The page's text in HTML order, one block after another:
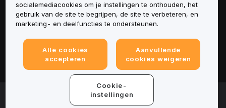
Ondersteuning
Juridisch
© 2025-2026 Bybit.eu. All rights reserved.
socialemediacookies om je instellingen te onthouden, het
gebruik van de site te begrijpen, de site te verbeteren, en
marketing- en deelfuncties te ondersteunen.
Alle cookies
accepteren
Aanvullende
cookies weigeren
Cookie-
instellingen